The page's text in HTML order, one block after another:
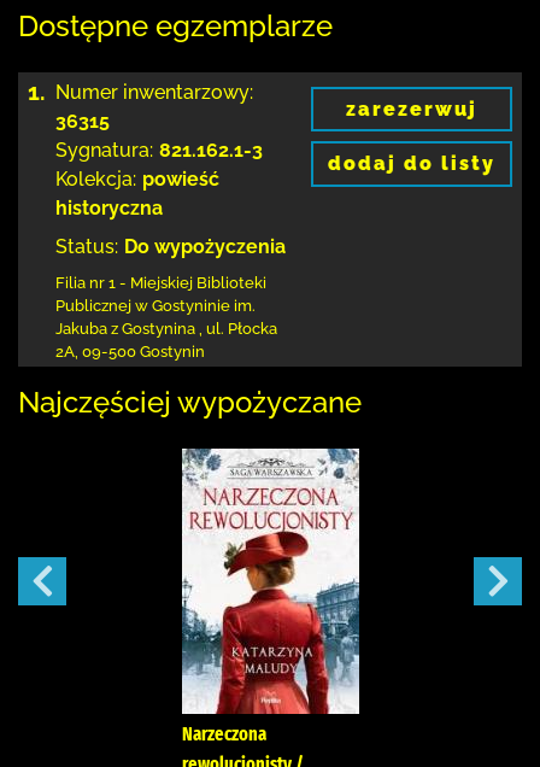
Dostępne egzemplarze
1. Numer inwentarzowy:
36315
Sygnatura: 821.162.1-3
Kolekcja: powieść
historyczna
Status: Do wypożyczenia
Filia nr 1 - Miejskiej Biblioteki
Publicznej w Gostyninie im.
Jakuba z Gostynina ul. Płocka
2A 09-500 Gostynin
zarezerwuj
dodaj do listy
Najczęściej wypożyczane
Narzeczona